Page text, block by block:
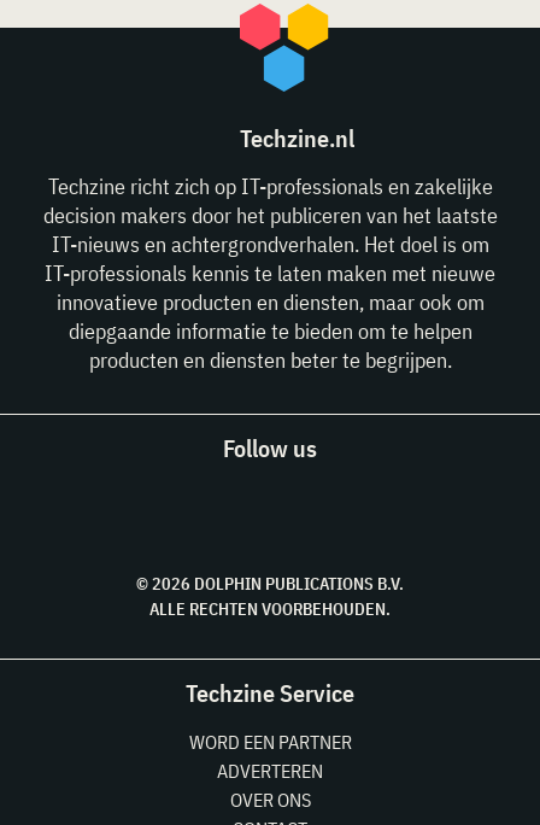
Techzine.nl
Techzine richt zich op IT-professionals en zakelijke
decision makers door het publiceren van het laatste
IT-nieuws en achtergrondverhalen. Het doel is om
IT-professionals kennis te laten maken met nieuwe
innovatieve producten en diensten, maar ook om
diepgaande informatie te bieden om te helpen
producten en diensten beter te begrijpen.
Follow us
© 2026 DOLPHIN PUBLICATIONS B.V.
ALLE RECHTEN VOORBEHOUDEN.
Techzine Service
WORD EEN PARTNER
ADVERTEREN
OVER ONS